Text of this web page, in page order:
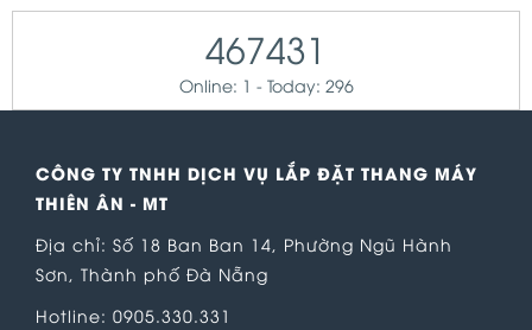
467431
Online: 1 - Today: 296
CÔNG TY TNHH DỊCH VỤ LẮP ĐẶT THANG MÁY
THIÊN ÂN - MT
Địa chỉ: Số 18 Ban Ban 14, Phường Ngũ Hành
Sơn, Thành phố Đà Nẵng
Hotline: 0905.330.331